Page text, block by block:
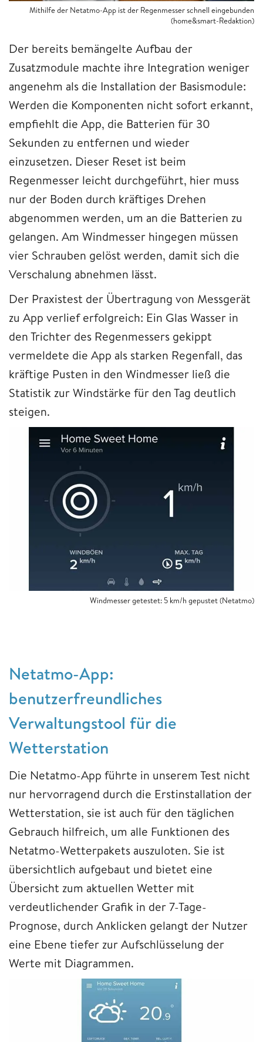
Mithilfe der Netatmo-App ist der Regenmesser schnell eingebunden
(home&smart-Redaktion)
Der bereits bemängelte Aufbau der
Zusatzmodule machte ihre Integration weniger
angenehm als die Installation der Basismodule:
Werden die Komponenten nicht sofort erkannt,
empfiehlt die App, die Batterien für 30
Sekunden zu entfernen und wieder
einzusetzen. Dieser Reset ist beim
Regenmesser leicht durchgeführt, hier muss
nur der Boden durch kräftiges Drehen
abgenommen werden, um an die Batterien zu
gelangen. Am Windmesser hingegen müssen
vier Schrauben gelöst werden, damit sich die
Verschalung abnehmen lässt.
Der Praxistest der Übertragung von Messgerät
zu App verlief erfolgreich: Ein Glas Wasser in
den Trichter des Regenmessers gekippt
vermeldete die App als starken Regenfall, das
kräftige Pusten in den Windmesser ließ die
Statistik zur Windstärke für den Tag deutlich
steigen.
Windmesser getestet: 5 km/h gepustet (Netatmo)
Netatmo-App:
benutzerfreundliches
Verwaltungstool für die
Wetterstation
Die Netatmo-App führte in unserem Test nicht
nur hervorragend durch die Erstinstallation der
Wetterstation, sie ist auch für den täglichen
Gebrauch hilfreich, um alle Funktionen des
Netatmo-Wetterpakets auszuloten. Sie ist
übersichtlich aufgebaut und bietet eine
Übersicht zum aktuellen Wetter mit
verdeutlichender Grafik in der 7-Tage-
Prognose, durch Anklicken gelangt der Nutzer
eine Ebene tiefer zur Aufschlüsselung der
Werte mit Diagrammen.